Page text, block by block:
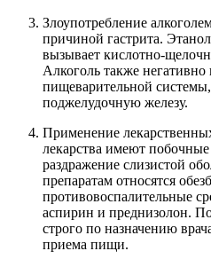
Злоупотребление
причиной гастрита.
вызывает кислотно-
Алкоголь также
пищеварительной
поджелудочную железу.
Применение
лекарства имеют
раздражение слизистой
препаратам относятся
противовоспалительные
аспирин и преднизолон.
строго по назначению
приема пищи.